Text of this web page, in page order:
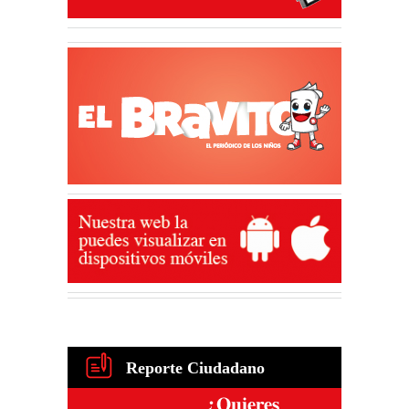
Reporte Ciudadano